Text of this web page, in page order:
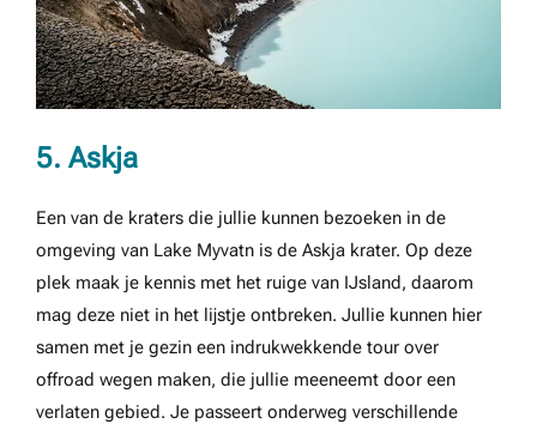
5. Askja
Een van de kraters die jullie kunnen bezoeken in de
omgeving van Lake Myvatn is de Askja krater. Op deze
plek maak je kennis met het ruige van IJsland, daarom
mag deze niet in het lijstje ontbreken. Jullie kunnen hier
samen met je gezin een indrukwekkende tour over
offroad wegen maken, die jullie meeneemt door een
verlaten gebied. Je passeert onderweg verschillende